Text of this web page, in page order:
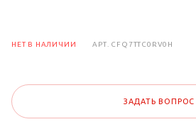
НЕТ В НАЛИЧИИ АРТ. CFQ7TTC0RV0H
ЗАДАТЬ ВОПРОС